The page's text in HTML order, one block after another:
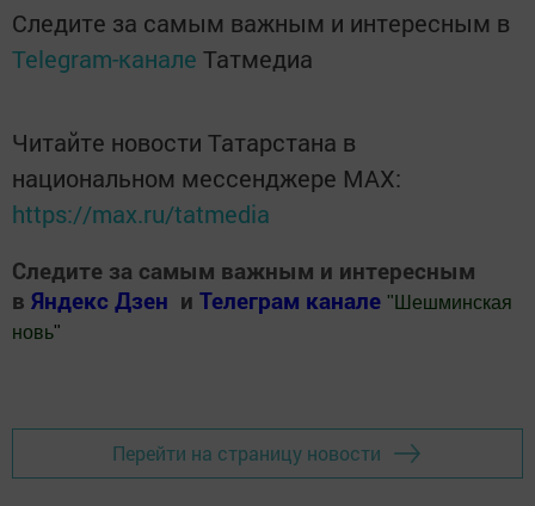
Следите за самым важным и интересным в
Telegram-канале Татмедиа
Читайте новости Татарстана в
национальном мессенджере MАХ:
https://max.ru/tatmedia
Следите за самым важным и интересным
в Яндекс Дзен и Телеграм канале " Шешминская
новь"
Перейти на страницу новости